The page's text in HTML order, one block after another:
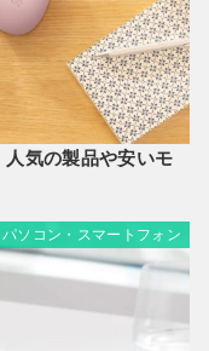
人気の製品や安いモ
パソコン・スマートフォン